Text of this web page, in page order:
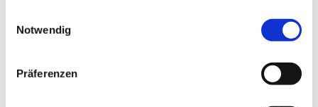
Notwendig
Präferenzen